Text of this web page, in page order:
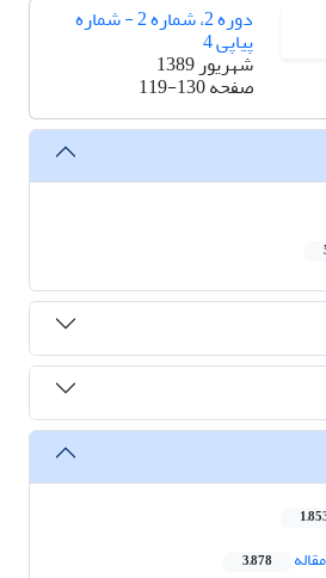
دوره 2، شماره 2 - شماره
پیاپی 4
شهریور 1389
صفحه119-130
3,878